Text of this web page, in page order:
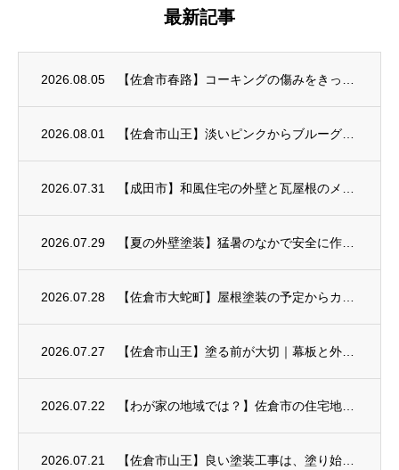
最新記事
2026.08.05
2026.08.01
2026.07.31
2026.07.29
2026.07.28
2026.07.27
2026.07.22
2026.07.21